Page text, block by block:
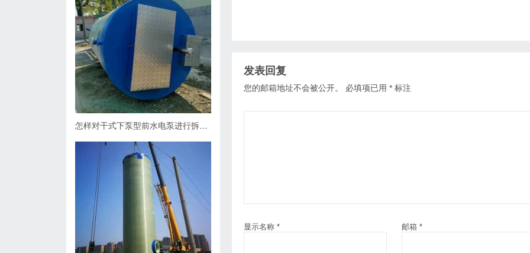
发表回复
您的邮箱地址不会被公开。 必填项已用 * 标注
显示名称 * 邮箱 *